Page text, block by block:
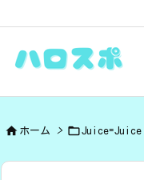
 ホーム > Juice=Juice